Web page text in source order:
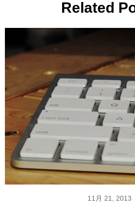
Related
11月 21, 2013